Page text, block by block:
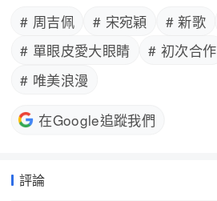
# 周吉佩 # 宋宛穎 # 新歌
# 單眼皮愛大眼睛
# 初次合作
# 唯美浪漫
在Google追蹤我們
評論